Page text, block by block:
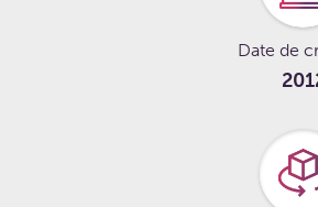
Date de